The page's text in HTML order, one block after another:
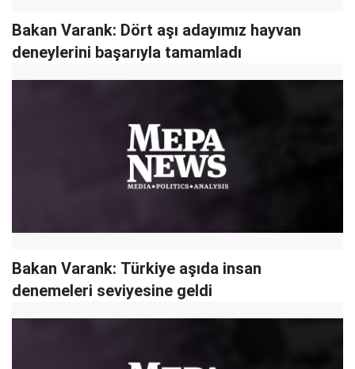
Bakan Varank: Dört aşı adayımız hayvan
deneylerini başarıyla tamamladı
Bakan Varank: Türkiye aşıda insan
denemeleri seviyesine geldi